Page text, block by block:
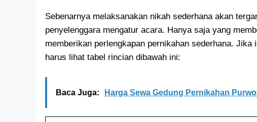
Sebenarnya melaksanakan nikah sederhana akan
penyelenggara mengatur acara. Hanya saja yang
memberikan perlengkapan pernikahan sederhana.
harus lihat tabel rincian dibawah ini:
Baca Juga: Harga Sewa Gedung Pernikahan